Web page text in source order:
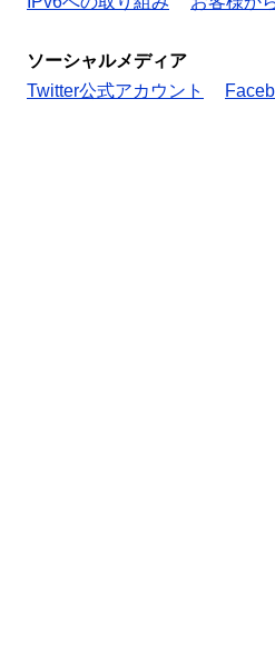
ソーシャルメディア
Twitter公式アカウント